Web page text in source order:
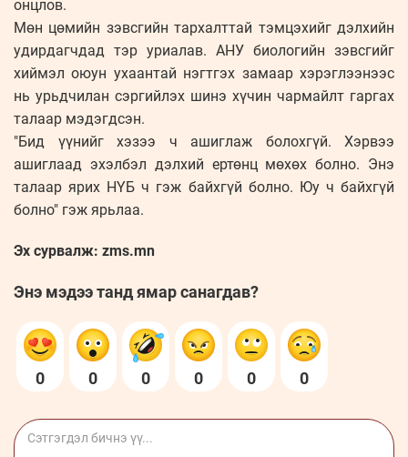
онцлов.
Мөн цөмийн зэвсгийн тархалттай тэмцэхийг дэлхийн
удирдагчдад тэр уриалав. АНУ биологийн зэвсгийг
хиймэл оюун ухаантай нэгтгэх замаар хэрэглээнээс
нь урьдчилан сэргийлэх шинэ хүчин чармайлт гаргах
талаар мэдэгдсэн.
"Бид үүнийг хэзээ ч ашиглаж болохгүй. Хэрвээ
ашиглаад эхэлбэл дэлхий ертөнц мөхөх болно. Энэ
талаар ярих НҮБ ч гэж байхгүй болно. Юу ч байхгүй
болно" гэж ярьлаа.
Эх сурвалж: zms.mn
Энэ мэдээ танд ямар санагдав?
0 0 0 0 0 0